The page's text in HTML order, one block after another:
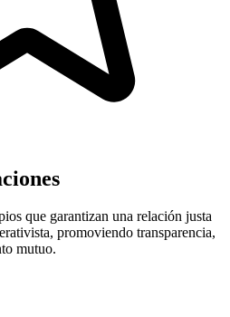
que garantizan una relación justa
promoviendo transparencia,
mutuo.